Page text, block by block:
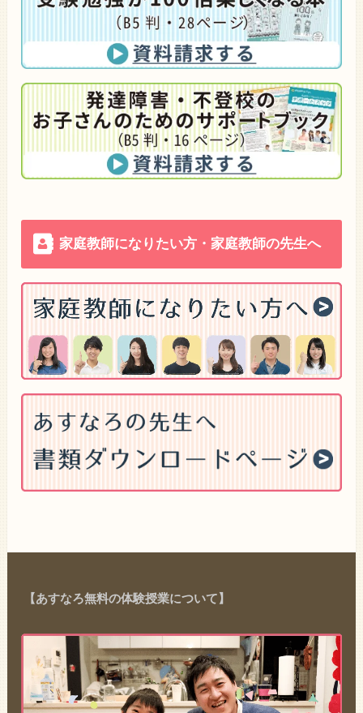
家庭教師になりたい方・家庭教師の先生へ
【あすなろ無料の体験授業について】